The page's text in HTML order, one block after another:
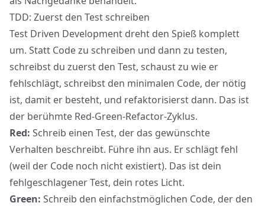
TDD: Zuerst den Test schreiben
Test Driven Development dreht den Spieß komplett
um. Statt Code zu schreiben und dann zu testen,
schreibst du zuerst den Test, schaust zu wie er
fehlschlägt, schreibst den minimalen Code, der nötig
ist, damit er besteht, und refaktorisierst dann. Das ist
der berühmte Red-Green-Refactor-Zyklus.
Red: Schreib einen Test, der das gewünschte
Verhalten beschreibt. Führe ihn aus. Er schlägt fehl
(weil der Code noch nicht existiert). Das ist dein
fehlgeschlagener Test, dein rotes Licht.
Green: Schreib den einfachstmöglichen Code, der den